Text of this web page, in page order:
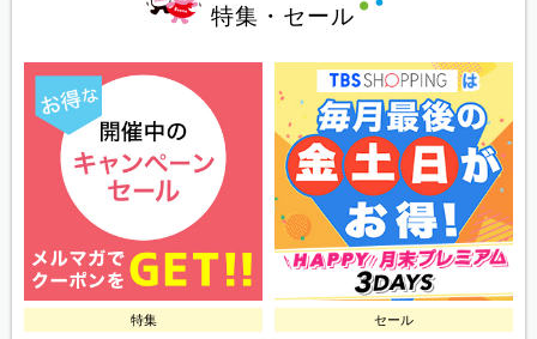
特集・セール
特集 セール